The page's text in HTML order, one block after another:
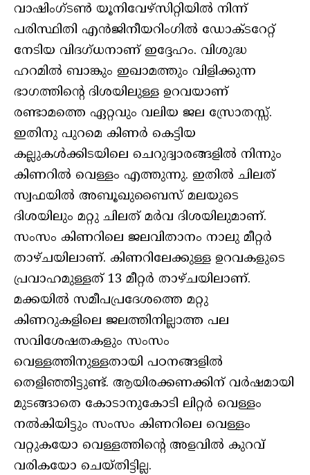
വാഷിംഗ്ടണ്‍ യൂനിവേഴ്‌സിറ്റിയില്‍ നിന്ന്
പരിസ്ഥിതി എന്‍ജിനീയറിംഗില്‍ ഡോക്ടറേറ്റ്
നേടിയ വിദഗ്ധനാണ് ഇദ്ദേഹം. വിശുദ്ധ
ഹറമില്‍ ബാങ്കും ഇഖാമത്തും വിളിക്കുന്ന
ഭാഗത്തിന്റെ ദിശയിലുള്ള ഉറവയാണ്
രണ്ടാമത്തെ ഏറ്റവും വലിയ ജല സ്രോതസ്സ്.
ഇതിനു പുറമെ കിണര്‍ കെട്ടിയ
കല്ലുകള്‍ക്കിടയിലെ ചെറുദ്വാരങ്ങളില്‍ നിന്നും
കിണറില്‍ വെള്ളം എത്തുന്നു. ഇതില്‍ ചിലത്
സ്വഫയില്‍ അബൂഖുബൈസ് മലയുടെ
ദിശയിലും മറ്റു ചിലത് മര്‍വ ദിശയിലുമാണ്.
സംസം കിണറിലെ ജലവിതാനം നാലു മീറ്റര്‍
താഴ്ചയിലാണ്. കിണറിലേക്കുള്ള ഉറവകളുടെ
പ്രവാഹമുള്ളത് 13 മീറ്റര്‍ താഴ്ചയിലാണ്.
മക്കയില്‍ സമീപപ്രദേശത്തെ മറ്റു
കിണറുകളിലെ ജലത്തിനില്ലാത്ത പല
സവിശേഷതകളും സംസം
വെള്ളത്തിനുള്ളതായി പഠനങ്ങളില്‍
തെളിഞ്ഞിട്ടുണ്ട്. ആയിരക്കണക്കിന് വര്‍ഷമായി
മുടങ്ങാതെ കോടാനുകോടി ലിറ്റര്‍ വെള്ളം
നല്‍കിയിട്ടും സംസം കിണറിലെ വെള്ളം
വറ്റുകയോ വെള്ളത്തിന്റെ അളവില്‍ കുറവ്
വരികയോ ചെയ്തിട്ടില്ല.